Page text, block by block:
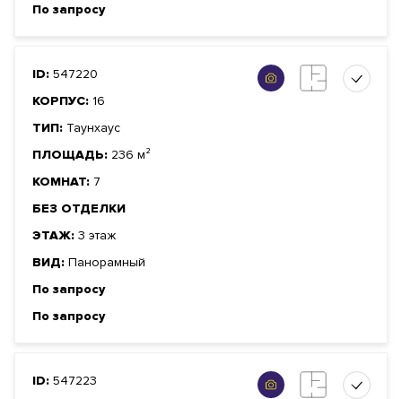
По запросу
ID: 547220
КОРПУС: 16
ТИП: Таунхаус
ПЛОЩАДЬ: 236 м²
КОМНАТ: 7
БЕЗ ОТДЕЛКИ
ЭТАЖ: 3 этаж
ВИД: Панорамный
По запросу
По запросу
ID: 547223